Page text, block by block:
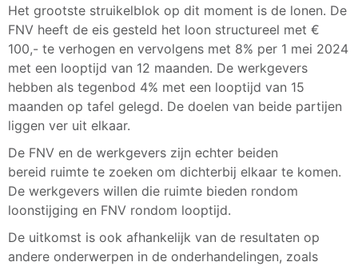
Het grootste struikelblok op dit moment is de lonen. De
FNV heeft de eis gesteld het loon structureel met €
100,- te verhogen en vervolgens met 8% per 1 mei 2024
met een looptijd van 12 maanden. De werkgevers
hebben als tegenbod 4% met een looptijd van 15
maanden op tafel gelegd. De doelen van beide partijen
liggen ver uit elkaar.
De FNV en de werkgevers zijn echter beiden
bereid ruimte te zoeken om dichterbij elkaar te komen.
De werkgevers willen die ruimte bieden rondom
loonstijging en FNV rondom looptijd.
De uitkomst is ook afhankelijk van de resultaten op
andere onderwerpen in de onderhandelingen, zoals